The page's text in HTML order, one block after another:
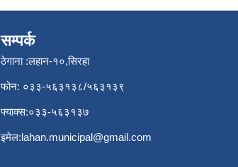
सम्पर्क
ठेगाना :लहान-१०,सिरहा
फोन: ०३३-५६३१३८/५६३१३९
फ्याक्स:०३३-५६३१३७
इमेल:lahan.municipal@gmail.com